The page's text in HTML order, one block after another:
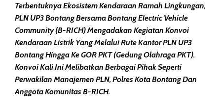
Terbentuknya Ekosistem Kendaraan Ramah Lingkungan,
PLN UP3 Bontang Bersama Bontang Electric Vehicle
Community (B-RICH) Mengadakan Kegiatan Konvoi
Kendaraan Listrik Yang Melalui Rute Kantor PLN UP3
Bontang Hingga Ke GOR PKT (Gedung Olahraga PKT).
Konvoi Kali Ini Melibatkan Berbagai Pihak Seperti
Perwakilan Manajemen PLN, Polres Kota Bontang Dan
Anggota Komunitas B-RICH.